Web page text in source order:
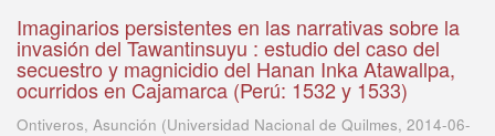
Imaginarios persistentes en las narrativas sobre la
invasión del Tawantinsuyu : estudio del caso del
secuestro y magnicidio del Hanan Inka Atawallpa,
ocurridos en Cajamarca (Perú: 1532 y 1533)
Ontiveros, Asunción (Universidad Nacional de Quilmes, 2014-06-